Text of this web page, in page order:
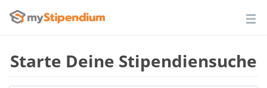
Starte Deine Stipendiensuche